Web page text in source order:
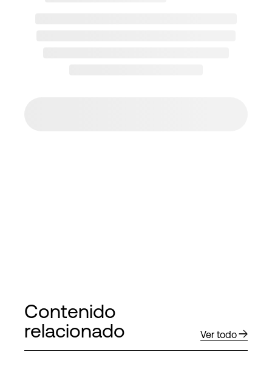
Contenido
relacionado
Ver todo